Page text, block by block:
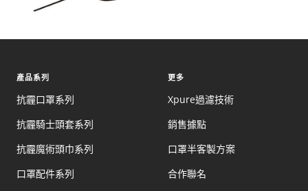
產品系列
抗霾口罩系列
抗霾騎士頭套系列
抗霾魔術頭巾系列
口罩配件系列
更多
Xpure過濾技術
銷售據點
口罩半客製方案
合作聯名